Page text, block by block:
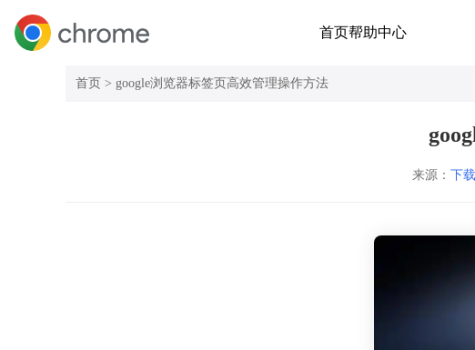
首页帮助中心
首页 > google浏览器标签页高效管理操作方法
来源：下